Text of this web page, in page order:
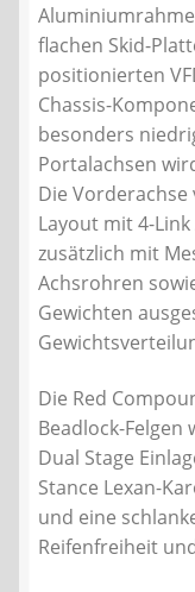
flachen Skid-
positionierten
Chassis-
besonders
Portalachsen
Die
Layout mit 4-
zusätzlich mit
Achsrohren
Gewichten
Die Red
Beadlock-Felgen
Dual Stage
Stance Lexan-
und eine
Reifenfreiheit